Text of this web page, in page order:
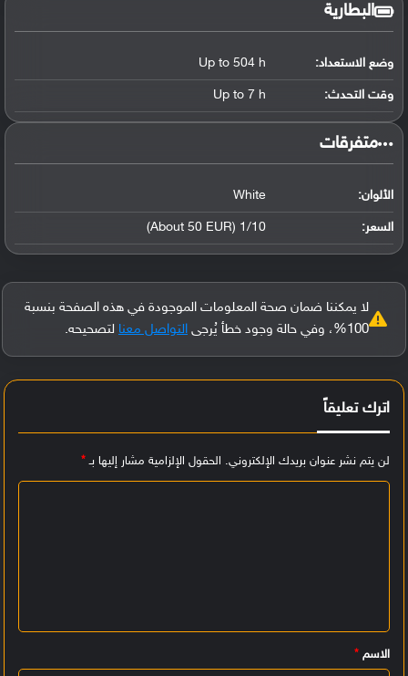
البطارية
وضع الاستعداد: Up to 504 h
وقت التحدث: Up to 7 h
‏متفرقات‏
الألوان: White
السعر: 1/10 (About 50 EUR)
لا يمكننا ضمان صحة المعلومات الموجودة في هذه الصفحة بنسبة
100%، وفي حالة وجود خطأ يُرجى
التواصل معنا لتصحيحه.
اترك تعليقاً
لن يتم نشر عنوان بريدك الإلكتروني. الحقول الإلزامية مشار إليها بـ*
ي
ق
الاسم *